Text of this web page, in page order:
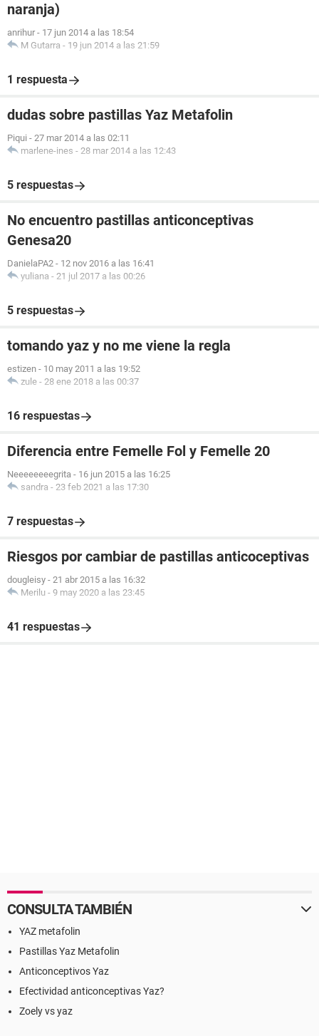
naranja)
anrihur - 17 jun 2014 a las 18:54
M Gutarra - 19 jun 2014 a las 21:59
1 respuesta
dudas sobre pastillas Yaz Metafolin
Piqui - 27 mar 2014 a las 02:11
marlene-ines - 28 mar 2014 a las 12:43
5 respuestas
No encuentro pastillas anticonceptivas
Genesa20
DanielaPA2 - 12 nov 2016 a las 16:41
yuliana - 21 jul 2017 a las 00:26
5 respuestas
tomando yaz y no me viene la regla
estizen - 10 may 2011 a las 19:52
zule - 28 ene 2018 a las 00:37
16 respuestas
Diferencia entre Femelle Fol y Femelle 20
Neeeeeeeegrita - 16 jun 2015 a las 16:25
sandra - 23 feb 2021 a las 17:30
7 respuestas
Riesgos por cambiar de pastillas anticoceptivas
dougleisy - 21 abr 2015 a las 16:32
Merilu - 9 may 2020 a las 23:45
41 respuestas
CONSULTA TAMBIÉN
YAZ metafolin
Pastillas Yaz Metafolin
Anticonceptivos Yaz
Efectividad anticonceptivas Yaz?
Zoely vs yaz